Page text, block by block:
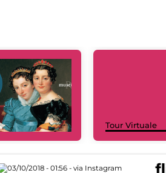
Tour Virtuale